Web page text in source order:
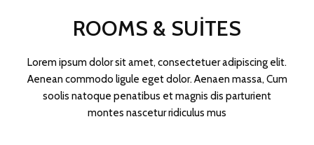
ROOMS & SUITES
Lorem ipsum dolor sit amet, consectetuer adipiscing elit.
Aenean commodo ligule eget dolor. Aenaen massa, Cum
soolis natoque penatibus et magnis dis parturient
montes nascetur ridiculus mus